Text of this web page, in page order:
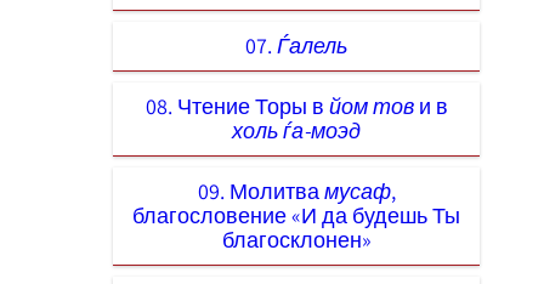
07. Ѓалель
08. Чтение Торы в йом тови в
холь ѓа-моэд
09. Молитвамусаф,
благословение «И да будешь Ты
благосклонен»